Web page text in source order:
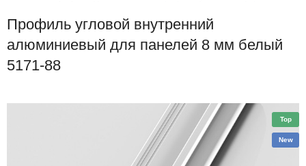
Профиль угловой внутренний
алюминиевый для панелей 8 мм белый
5171-88
Top
New